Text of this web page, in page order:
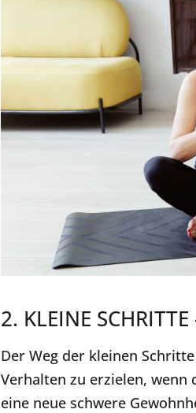
2. KLEINE SCHRITTE
Der Weg der kleinen
Verhalten zu erzielen,
eine neue schwere